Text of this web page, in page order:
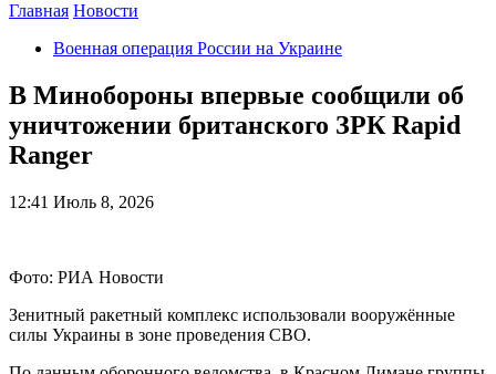
Главная Новости
Военная операция России на Украине
В Минобороны впервые сообщили об
уничтожении британского ЗРК Rapid
Ranger
12:41 Июль 8, 2026
Фото: РИА Новости
Зенитный ракетный комплекс использовали вооружённые
силы Украины в зоне проведения СВО.